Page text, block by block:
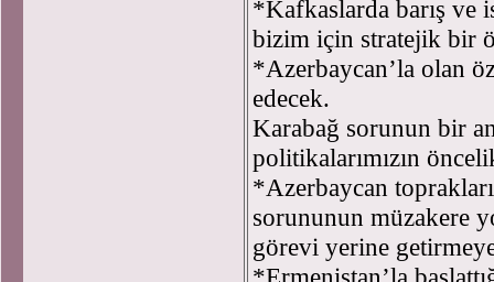
*Kafkaslarda barış ve
bizim için stratejik bir
*Azerbaycan’la olan
edecek.
Karabağ sorunun bir
politikalarımızın
*Azerbaycan
sorununun müzakere
görevi yerine